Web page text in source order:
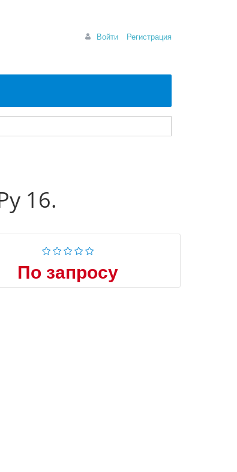
Войти Регистрация
16.
По запросу